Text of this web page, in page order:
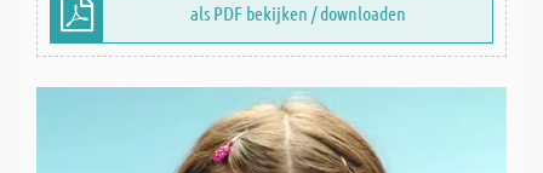
als PDF bekijken / downloaden